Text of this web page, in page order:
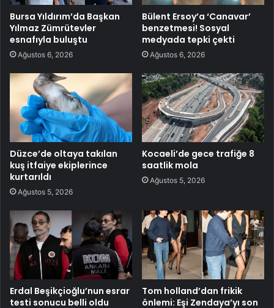
Bursa Yıldırım’da Başkan
Yılmaz Zümrütevler
esnafıyla buluştu
Ağustos 6, 2026
Bülent Ersoy’a ‘Canavar’
benzetmesi! Sosyal
medyada tepki çekti
Ağustos 6, 2026
Düzce’de oltaya takılan
kuş itfaiye ekiplerince
kurtarıldı
Ağustos 5, 2026
Kocaeli’de gece trafiğe 8
saatlik mola
Ağustos 5, 2026
Erdal Beşikçioğlu’nun esrar
testi sonucu belli oldu
Tom holland’dan frikik
önlemi: Eşi Zendaya’yı son